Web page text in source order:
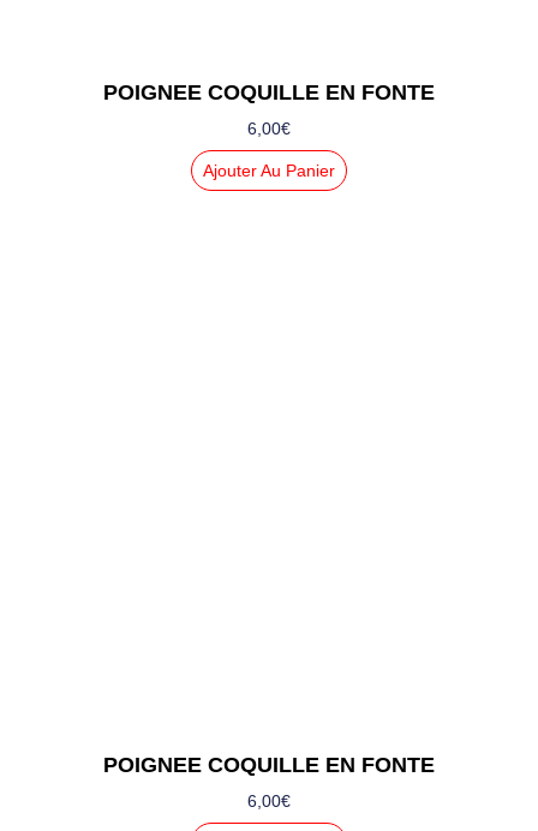
POIGNEE COQUILLE EN FONTE
6,00€
Ajouter Au Panier
POIGNEE COQUILLE EN FONTE
6,00€